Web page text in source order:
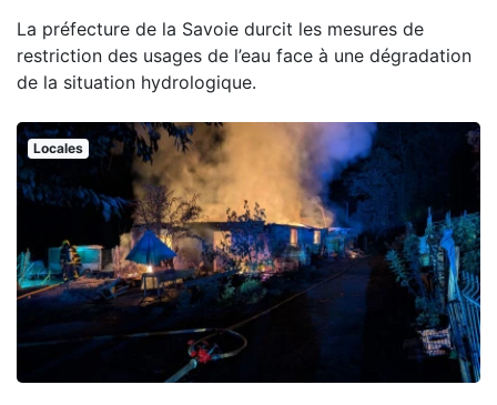
La préfecture de la Savoie durcit les mesures de
restriction des usages de l’eau face à une dégradation
de la situation hydrologique.
Locales